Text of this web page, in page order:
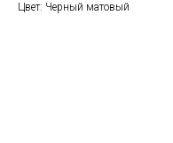
Цвет: Черный матовый